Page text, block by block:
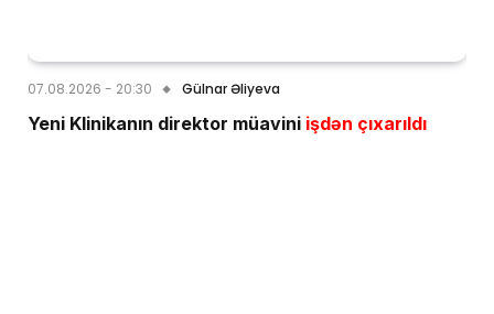
07.08.2026 - 20:30 Gülnar Əliyeva
Yeni Klinikanın direktor müavini işdən çıxarıldı